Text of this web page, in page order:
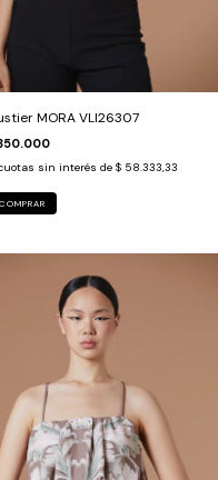
MORA VLI26307
sin interés de $ 58.333,33
COMPRAR